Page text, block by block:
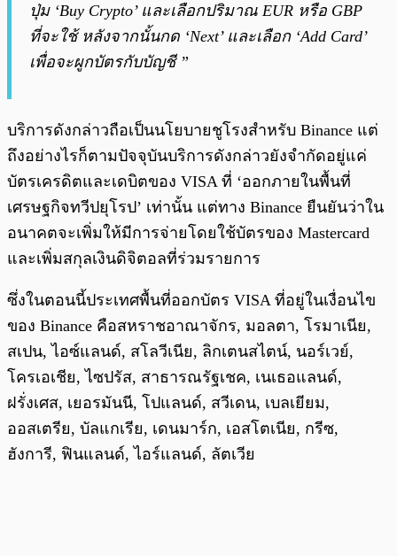
ปุ่ม ‘Buy Crypto’ และเลือกปริมาณ EUR หรือ GBP
ที่จะใช้ หลังจากนั้นกด ‘Next’ และเลือก ‘Add Card’
เพื่อจะผูกบัตรกับบัญชี ”
บริการดังกล่าวถือเป็นนโยบายชูโรงสำหรับ Binance แต่
ถึงอย่างไรก็ตามปัจจุบันบริการดังกล่าวยังจำกัดอยู่แค่
บัตรเครดิตและเดบิตของ VISA ที่ ‘ออกภายในพื้นที่
เศรษฐกิจทวีปยุโรป’ เท่านั้น แต่ทาง Binance ยืนยันว่าใน
อนาคตจะเพิ่มให้มีการจ่ายโดยใช้บัตรของ Mastercard
และเพิ่มสกุลเงินดิจิตอลที่ร่วมรายการ
ซึ่งในตอนนี้ประเทศพื้นที่ออกบัตร VISA ที่อยู่ในเงื่อนไข
ของ Binance คือสหราชอาณาจักร, มอลตา, โรมาเนีย,
สเปน, ไอซ์แลนด์, สโลวีเนีย, ลิกเตนสไตน์, นอร์เวย์,
โครเอเชีย, ไซปรัส, สาธารณรัฐเชค, เนเธอแลนด์,
ฝรั่งเศส, เยอรมันนี, โปแลนด์, สวีเดน, เบลเยียม,
ออสเตรีย, บัลแกเรีย, เดนมาร์ก, เอสโตเนีย, กรีซ,
ฮังการี, ฟินแลนด์, ไอร์แลนด์, ลัตเวีย